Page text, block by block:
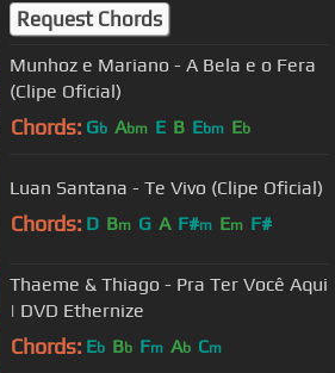
Request Chords
Munhoz e Mariano - A Bela e o Fera
(Clipe Oficial)
Chords: Gb Abm E B Ebm Eb
Luan Santana - Te Vivo (Clipe Oficial)
Chords: D Bm G A F#m Em F#
Thaeme & Thiago - Pra Ter Você Aqui
| DVD Ethernize
Chords: Eb Bb Fm Ab Cm